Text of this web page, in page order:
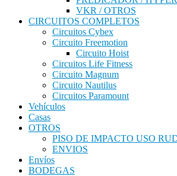
VKR / OTROS
CIRCUITOS COMPLETOS
Circuitos Cybex
Circuito Freemotion
Circuito Hoist
Circuitos Life Fitness
Circuito Magnum
Circuito Nautilus
Circuitos Paramount
Vehículos
Casas
OTROS
PISO DE IMPACTO USO
ENVIOS
Envíos
BODEGAS